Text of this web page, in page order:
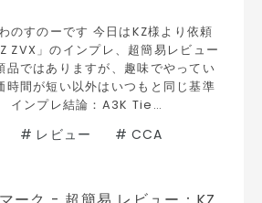
のすのーです 今日はKZ様より依頼
ZVX」のインプレ、超簡易レビュー
品ではありますが、趣味でやってい
時間が短い以外はいつもと同じ基準
インプレ結論：A3K Tie…
# レビュー # CCA